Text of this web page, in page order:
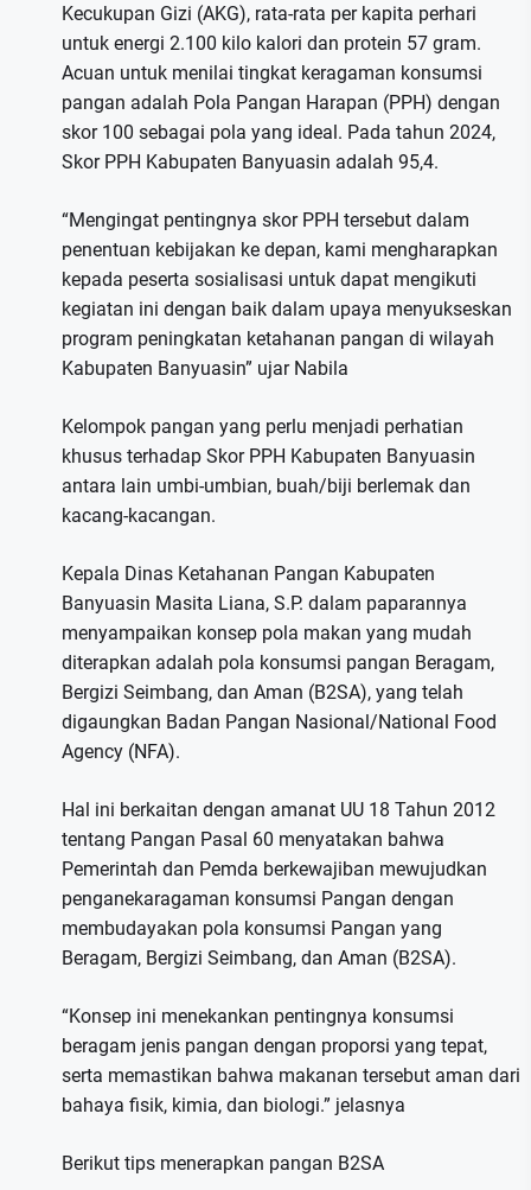
Kecukupan Gizi (AKG), rata-rata per kapita perhari
untuk energi 2.100 kilo kalori dan protein 57 gram.
Acuan untuk menilai tingkat keragaman konsumsi
pangan adalah Pola Pangan Harapan (PPH) dengan
skor 100 sebagai pola yang ideal. Pada tahun 2024,
Skor PPH Kabupaten Banyuasin adalah 95,4.
“Mengingat pentingnya skor PPH tersebut dalam
penentuan kebijakan ke depan, kami mengharapkan
kepada peserta sosialisasi untuk dapat mengikuti
kegiatan ini dengan baik dalam upaya menyukseskan
program peningkatan ketahanan pangan di wilayah
Kabupaten Banyuasin” ujar Nabila
Kelompok pangan yang perlu menjadi perhatian
khusus terhadap Skor PPH Kabupaten Banyuasin
antara lain umbi-umbian, buah/biji berlemak dan
kacang-kacangan.
Kepala Dinas Ketahanan Pangan Kabupaten
Banyuasin Masita Liana, S.P. dalam paparannya
menyampaikan konsep pola makan yang mudah
diterapkan adalah pola konsumsi pangan Beragam,
Bergizi Seimbang, dan Aman (B2SA), yang telah
digaungkan Badan Pangan Nasional/National Food
Agency (NFA).
Hal ini berkaitan dengan amanat UU 18 Tahun 2012
tentang Pangan Pasal 60 menyatakan bahwa
Pemerintah dan Pemda berkewajiban mewujudkan
penganekaragaman konsumsi Pangan dengan
membudayakan pola konsumsi Pangan yang
Beragam, Bergizi Seimbang, dan Aman (B2SA).
“Konsep ini menekankan pentingnya konsumsi
beragam jenis pangan dengan proporsi yang tepat,
serta memastikan bahwa makanan tersebut aman dari
bahaya fisik, kimia, dan biologi.” jelasnya
Berikut tips menerapkan pangan B2SA